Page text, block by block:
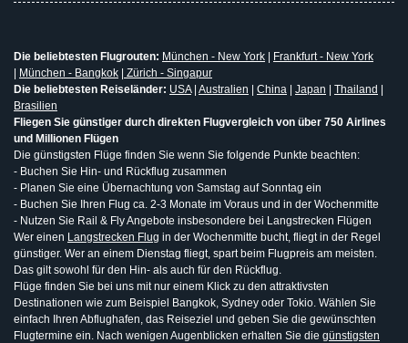
Die beliebtesten Flugrouten: München - New York
Frankfurt - New York
München - Bangkok
Zürich - Singapur
Die beliebtesten Reiseländer: USA| Australien China Japan Thailand
Brasilien
Fliegen Sie günstiger durch direkten Flugvergleich von über 750 Airlines
und Millionen Flügen
Die günstigsten Flüge finden Sie wenn Sie folgende Punkte beachten:
- Buchen Sie Hin- und Rückflug zusammen
- Planen Sie eine Übernachtung von Samstag auf Sonntag ein
- Buchen Sie Ihren Flug ca. 2-3 Monate im Voraus und in der Wochenmitte
- Nutzen Sie Rail & Fly Angebote insbesondere bei Langstrecken Flügen
Wer einen Langstrecken Flug in der Wochenmitte bucht, fliegt in der Regel
günstiger. Wer an einem Dienstag fliegt, spart beim Flugpreis am meisten.
Das gilt sowohl für den Hin- als auch für den Rückflug.
Flüge finden Sie bei uns mit nur einem Klick zu den attraktivsten
Destinationen wie zum Beispiel Bangkok, Sydney oder Tokio. Wählen Sie
einfach Ihren Abflughafen, das Reiseziel und geben Sie die gewünschten
Flugtermine ein. Nach wenigen Augenblicken erhalten Sie die günstigsten